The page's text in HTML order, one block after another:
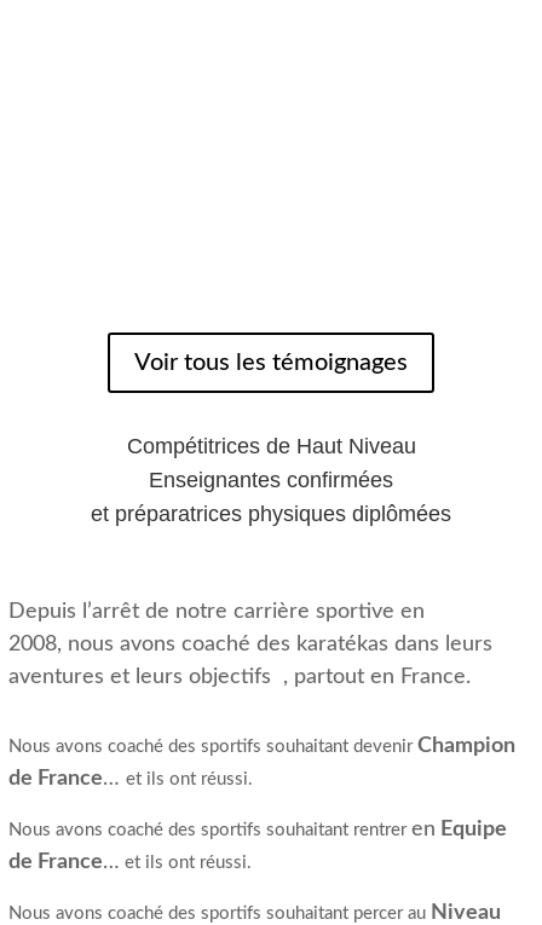
Voir tous les témoignages
Compétitrices de Haut Niveau
Enseignantes confirmées
et préparatrices physiques diplômées
Depuis l’arrêt de notre carrière sportive en
2008, nous avons coaché des karatékas dans leurs
aventures et leurs objectifs , partout en France.
Nous avons coaché des sportifs souhaitant devenir Champion
de France… et ils ont réussi.
Nous avons coaché des sportifs souhaitant rentrer en Equipe
de France… et ils ont réussi.
Nous avons coaché des sportifs souhaitant percer au Niveau